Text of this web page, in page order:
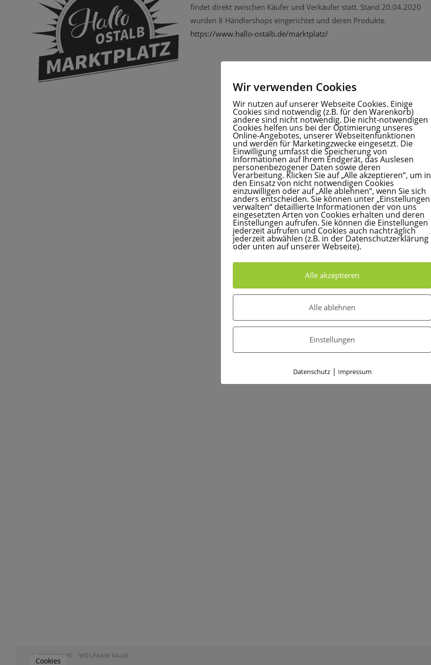
findet direkt zwischen Käufer und Verkäufer statt. Stand 20.04.2020
wurden 8 Händlershops eingerichtet und deren Produkte.
https://www.hallo-ostalb.de/marktplatz/
© COPYRIGHT - WOLFRAM DAUR
Cookies
Wir verwenden Cookies
Wir nutzen auf unserer Webseite Cookies. Einige
Cookies sind notwendig (z.B. für den Warenkorb)
andere sind nicht notwendig. Die nicht-notwendigen
Cookies helfen uns bei der Optimierung unseres
Online-Angebotes, unserer Webseitenfunktionen
und werden für Marketingzwecke eingesetzt. Die
Einwilligung umfasst die Speicherung von
Informationen auf Ihrem Endgerät, das Auslesen
personenbezogener Daten sowie deren
Verarbeitung. Klicken Sie auf „Alle akzeptieren“, um in
den Einsatz von nicht notwendigen Cookies
einzuwilligen oder auf „Alle ablehnen“, wenn Sie sich
anders entscheiden. Sie können unter „Einstellungen
verwalten“ detaillierte Informationen der von uns
eingesetzten Arten von Cookies erhalten und deren
Einstellungen aufrufen. Sie können die Einstellungen
jederzeit aufrufen und Cookies auch nachträglich
jederzeit abwählen (z.B. in der Datenschutzerklärung
oder unten auf unserer Webseite).
Alle akzeptieren
Alle ablehnen
Einstellungen
Datenschutz| Impressum